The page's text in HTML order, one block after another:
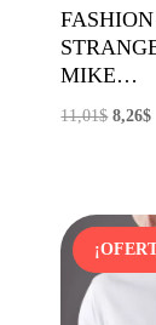
MIKE…
11,01$ El
8,26$El